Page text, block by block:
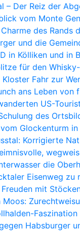
– Der Reiz der
vom Monte
des Rands
und die
in Kölliken und in
für den
Fahr zur
ans Leben von
US-
des
Glockenturm
Korrigierte
die
Eisenweg zu
mit
Habsburger